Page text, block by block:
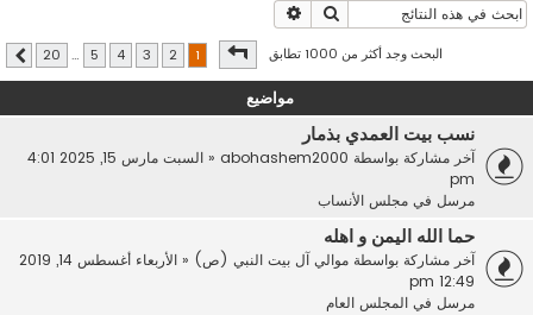
بحث
البحث وجد أكثر من 1000 تطابق صفحة1 من20
2
3
4
5
…
20 التالي
مواضيع
نسب بيت العمدي بذمار
آخر مشاركة بواسطة abohashem2000
«
السبت مارس 15, 2025 4:01
pm
مرسل في مجلس الأنساب
حما الله اليمن و اهله
آخر مشاركة بواسطة موالي آل بيت النبي (ص)«
الأربعاء أغسطس 14, 2019
12:49 pm
مرسل في المجلس العام